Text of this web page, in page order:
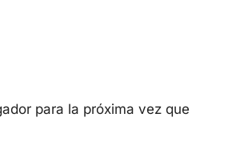
para la próxima vez que